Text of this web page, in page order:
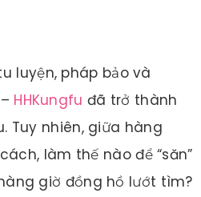
luyện, pháp bảo và
HHKungfu đã trở thành
Tuy nhiên, giữa hàng
làm thế nào để “săn”
giờ đồng hồ lướt tìm?